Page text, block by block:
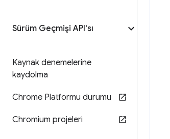
Sürüm Geçmişi API'sı
Kaynak denemelerine
kaydolma
Chrome Platformu durumu
Chromium projeleri